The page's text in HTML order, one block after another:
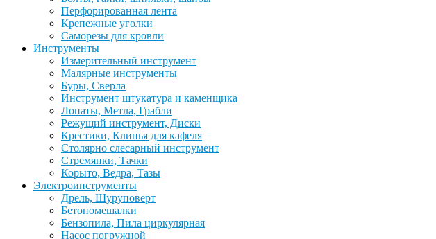
Перфорированная лента
Крепежные уголки
Саморезы для кровли
Инструменты
Измерительный инструмент
Малярные инструменты
Буры, Сверла
Инструмент штукатура и каменщика
Лопаты, Метла, Грабли
Режущий инструмент, Диски
Крестики, Клинья для кафеля
Столярно слесарный инструмент
Стремянки, Тачки
Корыто, Ведра, Тазы
Электроинструменты
Дрель, Шуруповерт
Бетономешалки
Бензопила, Пила циркулярная
Насос погружной